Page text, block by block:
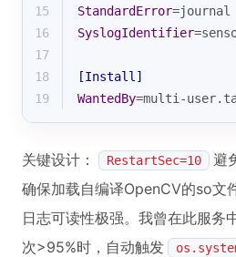
15
StandardError=journal
16
SyslogIdentifier
17
18
[Install]
19
WantedBy=multi-
关键设计： RestartSec=10
避
确保加载自编译OpenCV的so文
日志可读性极强。我曾在此服务
次>95%时，自动触发